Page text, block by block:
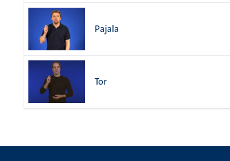
Pajala
Tor